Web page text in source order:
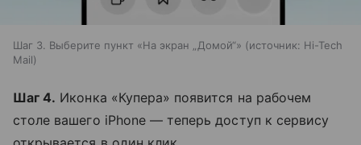
Шаг 3. Выберите пункт «На экран „Домой“» источник: Hi-Tech
Mail
Шаг 4. Иконка «Купера» появится на рабочем
столе вашего iPhone — теперь доступ к сервису